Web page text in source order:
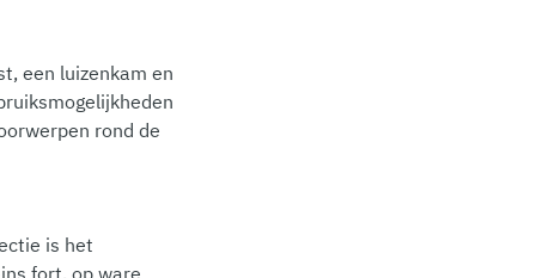
een luizenkam en
rond de
is het
fort, op ware